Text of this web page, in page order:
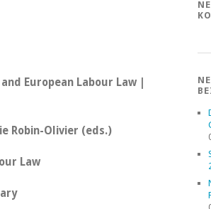
Robin-Olivier (eds.)
Law